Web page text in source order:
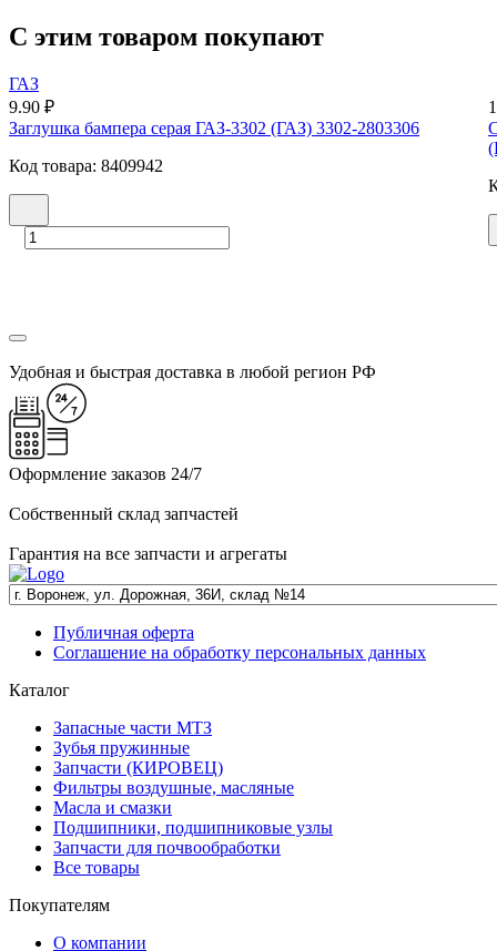
С этим товаром покупают
ГАЗ
9.90 ₽
Заглушка бампера серая ГАЗ-3302 (ГАЗ) 3302-2803306
Код товара: 8409942
Удобная и быстрая доставка в любой регион РФ
Оформление заказов 24/7
Собственный склад запчастей
Гарантия на все запчасти и агрегаты
Публичная оферта
Соглашение на обработку персональных данных
Каталог
Запасные части МТЗ
Зубья пружинные
Запчасти (КИРОВЕЦ)
Фильтры воздушные, масляные
Масла и смазки
Подшипники, подшипниковые узлы
Запчасти для почвообработки
Все товары
Покупателям
О компании